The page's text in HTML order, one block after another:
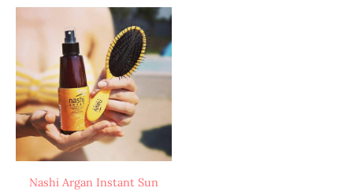
Nashi Argan Instant Sun